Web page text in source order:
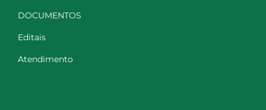
DOCUMENTOS
Editais
Atendimento